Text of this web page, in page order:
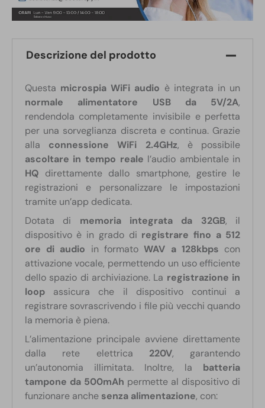
Descrizione del prodotto
Questa microspia WiFi audio è integrata in un
normale alimentatore USB da 5V/2A,
rendendola completamente invisibile e perfetta
per una sorveglianza discreta e continua. Grazie
alla connessione WiFi 2.4GHz, è possibile
ascoltare in tempo reale l’audio ambientale in
HQ direttamente dallo smartphone, gestire le
registrazioni e personalizzare le impostazioni
tramite un’app dedicata.
Dotata di memoria integrata da 32GB, il
dispositivo è in grado di registrare fino a 512
ore di audio in formatoWAV a 128kbps con
attivazione vocale, permettendo un uso efficiente
dello spazio di archiviazione. La registrazione in
loopassicura che il dispositivo continui a
registrare sovrascrivendo i file più vecchi quando
la memoria è piena.
L’alimentazione principale avviene direttamente
dalla rete elettrica 220V, garantendo
un’autonomia illimitata. Inoltre, la batteria
tampone da 500mAh permette al dispositivo di
funzionare anche senza alimentazione, con: